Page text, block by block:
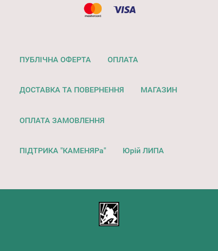
ПУБЛІЧНА ОФЕРТА ОПЛАТА
ДОСТАВКА ТА ПОВЕРНЕННЯ МАГАЗИН
ОПЛАТА ЗАМОВЛЕННЯ
ПІДТРИКА "КАМЕНЯРа" Юрій ЛИПА